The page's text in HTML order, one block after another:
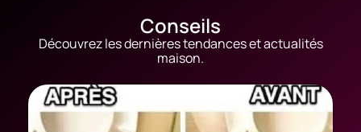
Conseils
Découvrez les dernières tendances et actualités
maison.